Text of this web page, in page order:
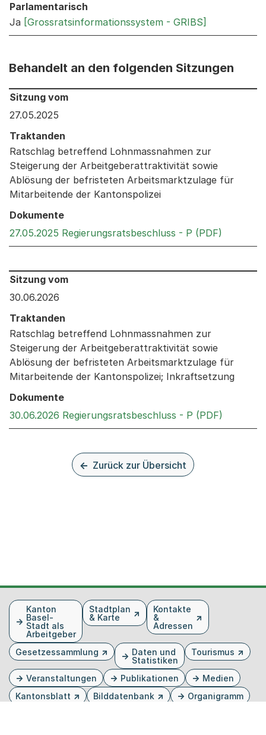
Parlamentarisch
Ja [Grossratsinformationssystem - GRIBS]
Behandelt an den folgenden Sitzungen
Behandelt an den folgenden Sitzungen: Informationen
Sitzung vom
27.05.2025
Traktanden
Ratschlag betreffend Lohnmassnahmen zur
Steigerung der Arbeitgeberattraktivität sowie
Ablösung der befristeten Arbeitsmarktzulage für
Mitarbeitende der Kantonspolizei
Dokumente
27.05.2025 Regierungsratsbeschluss - P (PDF)
Behandelt an den folgenden Sitzungen: Informationen
Sitzung vom
30.06.2026
Traktanden
Ratschlag betreffend Lohnmassnahmen zur
Steigerung der Arbeitgeberattraktivität sowie
Ablösung der befristeten Arbeitsmarktzulage für
Mitarbeitende der Kantonspolizei; Inkraftsetzung
Dokumente
30.06.2026 Regierungsratsbeschluss - P (PDF)
Zurück zur Übersicht
FusszeileKanton
Basel-
Stadt als
Arbeitgeber
Stadtplan
& Karte
Kontakte
&
Adressen
Gesetzessammlung
Daten und
Statistiken
Tourismus
Veranstaltungen Publikationen
Medien
Kantonsblatt
Bilddatenbank
Organigramm